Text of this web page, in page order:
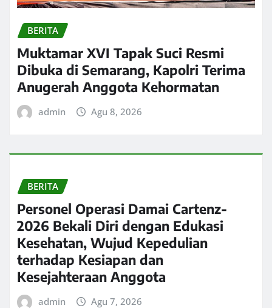
BERITA
Muktamar XVI Tapak Suci Resmi
Dibuka di Semarang, Kapolri Terima
Anugerah Anggota Kehormatan
admin Agu 8, 2026
BERITA
Personel Operasi Damai Cartenz-
2026 Bekali Diri dengan Edukasi
Kesehatan, Wujud Kepedulian
terhadap Kesiapan dan
Kesejahteraan Anggota
admin Agu 7, 2026